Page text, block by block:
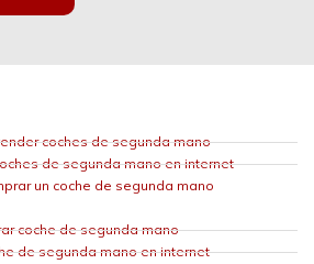
coches de segunda mano
de segunda mano en internet
un coche de segunda mano
coche de segunda mano
de segunda mano en internet